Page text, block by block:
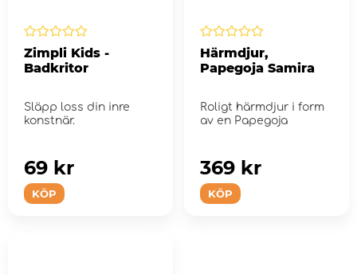
Zimpli Kids -
Badkritor
Släpp loss din inre
konstnär.
KÖP
69 kr
Härmdjur,
Papegoja Samira
Roligt härmdjur i form
av en Papegoja
KÖP
369 kr